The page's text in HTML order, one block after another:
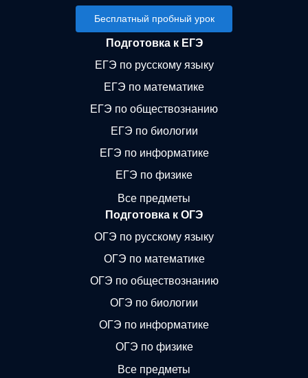
Бесплатный пробный урок
Подготовка к ЕГЭ
ЕГЭ по русскому языку
ЕГЭ по математике
ЕГЭ по обществознанию
ЕГЭ по биологии
ЕГЭ по информатике
ЕГЭ по физике
Все предметы
Подготовка к ОГЭ
ОГЭ по русскому языку
ОГЭ по математике
ОГЭ по обществознанию
ОГЭ по биологии
ОГЭ по информатике
ОГЭ по физике
Все предметы